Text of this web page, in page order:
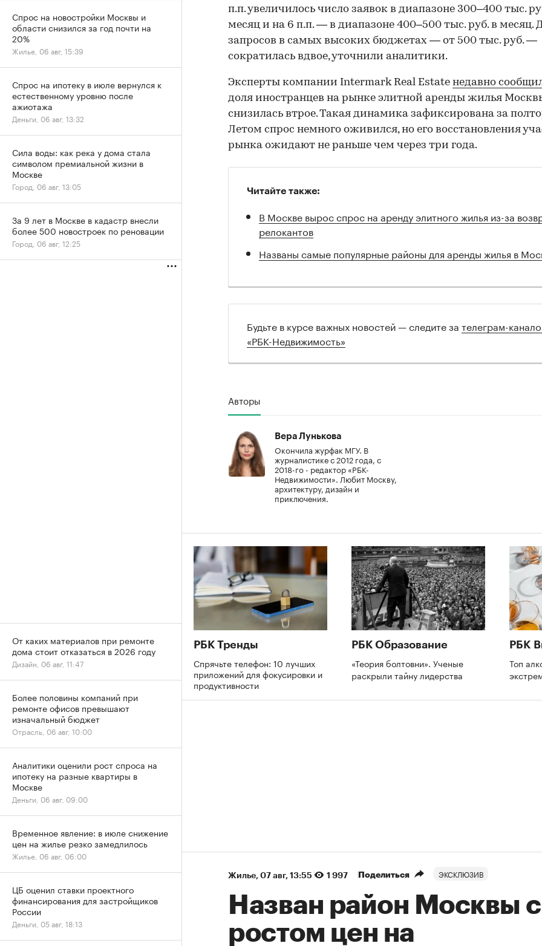
п.п. увеличилось число заявок в диапазоне 300–400 тыс.
месяц и на 6 п.п. — в диапазоне 400–500 тыс. руб. в месяц.
запросов в самых высоких бюджетах — от 500 тыс. руб. —
сократилась вдвое, уточнили аналитики.
Эксперты компании Intermark Real Estate недавно
доля иностранцев на рынке элитной аренды жилья
снизилась втрое. Такая динамика зафиксирована за
Летом спрос немного оживился, но его восстановления
рынка ожидают не раньше чем через три года.
Читайте также:
В Москве вырос спрос на аренду элитного жилья из-за
релокантов
Названы самые популярные районы для аренды жилья в
Будьте в курсе важных новостей — следите за телеграм-
«РБК-Недвижимость»
Авторы
Вера Лунькова
Окончила журфак МГУ. В
журналистике с 2012 года, с
2018-го - редактор «РБК-
Недвижимости». Любит Москву,
архитектуру, дизайн и
приключения.
РБК Тренды
Спрячьте телефон: 10 лучших
приложений для фокусировки и
продуктивности
РБК Образование
«Теория болтовни». Ученые
раскрыли тайну лидерства
РБК
Топ
Жилье⁠, 07 авг, 13:55 1 997 Поделиться ЭКСКЛЮЗИВ
Назван район Москвы с
ростом цен на
Спрос на новостройки Москвы и
области снизился за год почти на
20%
Жилье, 06 авг, 15:39
Спрос на ипотеку в июле вернулся к
естественному уровню после
ажиотажа
Деньги, 06 авг, 13:32
Сила воды: как река у дома стала
символом премиальной жизни в
Москве
Город, 06 авг, 13:05
За 9 лет в Москве в кадастр внесли
более 500 новостроек по реновации
Город, 06 авг, 12:25
От каких материалов при ремонте
дома стоит отказаться в 2026 году
Дизайн, 06 авг, 11:47
Более половины компаний при
ремонте офисов превышают
изначальный бюджет
Отрасль, 06 авг, 10:00
Аналитики оценили рост спроса на
ипотеку на разные квартиры в
Москве
Деньги, 06 авг, 09:00
Временное явление: в июле снижение
цен на жилье резко замедлилось
Жилье, 06 авг, 06:00
ЦБ оценил ставки проектного
финансирования для застройщиков
России
Деньги, 05 авг, 18:13